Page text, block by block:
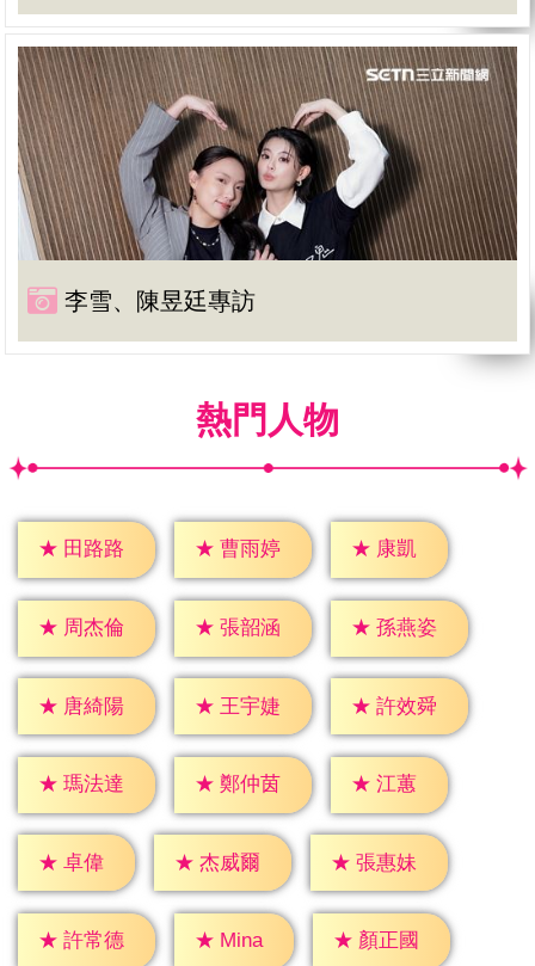
李雪、陳昱廷專訪
熱門人物
★ 田路路 ★ 曹雨婷 ★ 康凱
★ 周杰倫 ★ 張韶涵 ★ 孫燕姿
★ 唐綺陽 ★ 王宇婕 ★ 許效舜
★ 瑪法達 ★ 鄭仲茵 ★ 江蕙
★ 卓偉 ★ 杰威爾 ★ 張惠妹
★ 許常德 ★ Mina ★ 顏正國